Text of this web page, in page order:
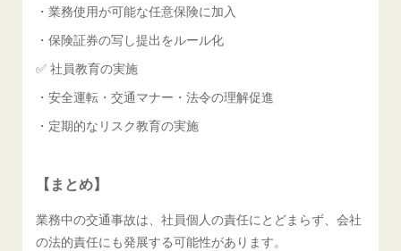
・業務使用が可能な任意保険に加入
・保険証券の写し提出をルール化
✅ 社員教育の実施
・安全運転・交通マナー・法令の理解促進
・定期的なリスク教育の実施
【まとめ】
業務中の交通事故は、社員個人の責任にとどまらず、会社
の法的責任にも発展する可能性があります。